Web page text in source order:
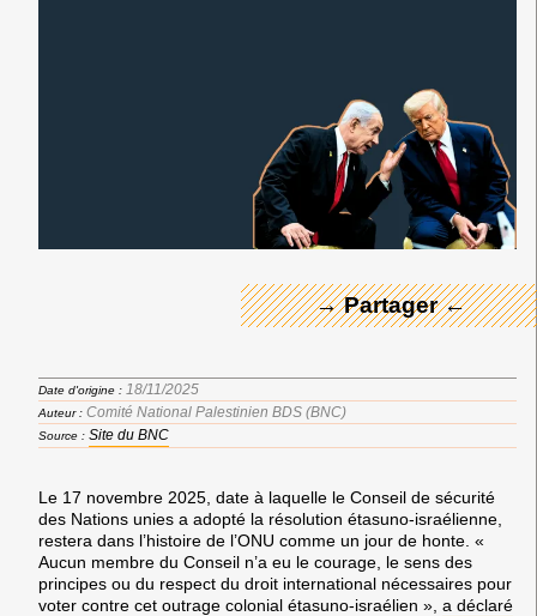
→ Partager ←
← Merci ! →
Date d'origine : 18/11/2025
Auteur : Comité National Palestinien BDS (BNC)
Source : Site du BNC
Le 17 novembre 2025, date à laquelle le Conseil de sécurité
des Nations unies a adopté la résolution étasuno-israélienne,
restera dans l’histoire de l’ONU comme un jour de honte. «
Aucun membre du Conseil n’a eu le courage, le sens des
principes ou du respect du droit international nécessaires pour
voter contre cet outrage colonial étasuno-israélien », a déclaré